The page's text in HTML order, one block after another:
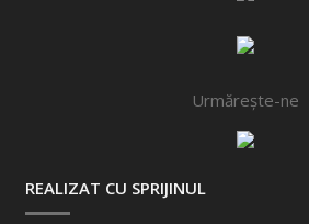
Urmărește-ne
REALIZAT CU SPRIJINUL